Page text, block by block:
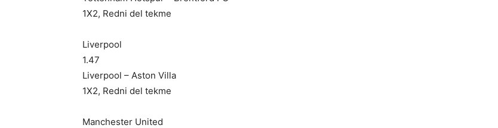
1X2, Redni del tekme
Liverpool
1.47
Liverpool – Aston Villa
1X2, Redni del tekme
Manchester United